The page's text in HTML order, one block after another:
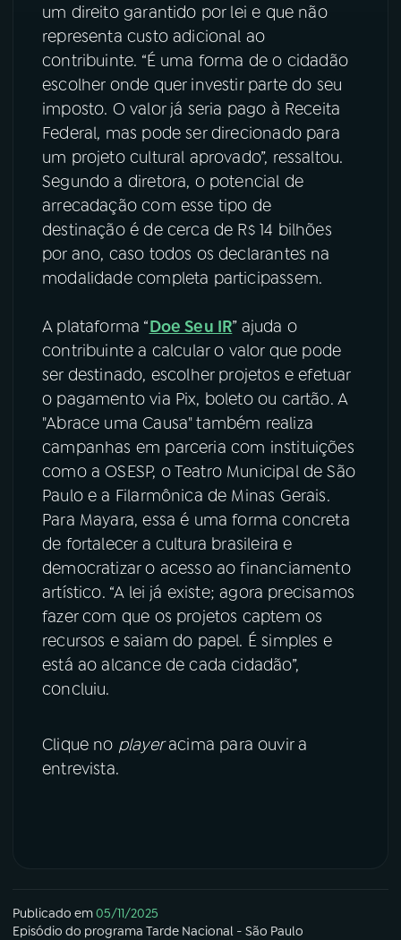
um direito garantido por lei e que não
representa custo adicional ao
contribuinte. “É uma forma de o cidadão
escolher onde quer investir parte do seu
imposto. O valor já seria pago à Receita
Federal, mas pode ser direcionado para
um projeto cultural aprovado”, ressaltou.
Segundo a diretora, o potencial de
arrecadação com esse tipo de
destinação é de cerca de R$ 14 bilhões
por ano, caso todos os declarantes na
modalidade completa participassem.
A plataforma “Doe Seu IR” ajuda o
contribuinte a calcular o valor que pode
ser destinado, escolher projetos e efetuar
o pagamento via Pix, boleto ou cartão. A
"Abrace uma Causa" também realiza
campanhas em parceria com instituições
como a OSESP, o Teatro Municipal de São
Paulo e a Filarmônica de Minas Gerais.
Para Mayara, essa é uma forma concreta
de fortalecer a cultura brasileira e
democratizar o acesso ao financiamento
artístico. “A lei já existe; agora precisamos
fazer com que os projetos captem os
recursos e saiam do papel. É simples e
está ao alcance de cada cidadão”,
concluiu.
Clique no playeracima para ouvir a
entrevista.
Publicado em05/11/2025
Episódio do programa Tarde Nacional - São Paulo